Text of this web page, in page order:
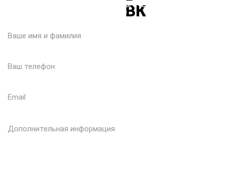
Или кратко опишите ситуацию. Мы очень быстро свяжемся с
вами :)